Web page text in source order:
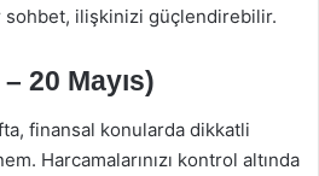
ilişkinizi güçlendirebilir.
20 Mayıs)
finansal konularda dikkatli
Harcamalarınızı kontrol altında